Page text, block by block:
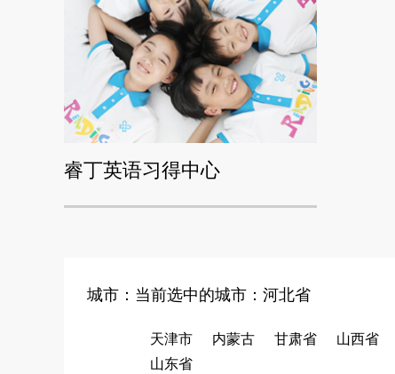
睿丁英语习得中心
城市：当前选中的城市： 河北省
天津市 内蒙古 甘肃省 山西省
山东省